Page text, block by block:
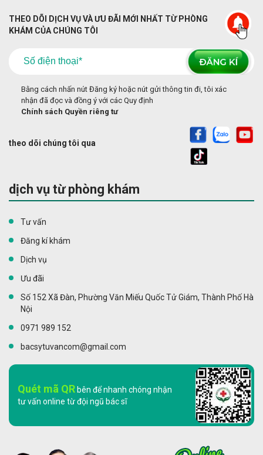
THEO DÕI DỊCH VỤ VÀ ƯU ĐÃI MỚI NHẤT TỪ PHÒNG
KHÁM CỦA CHÚNG TÔI
Bằng cách nhấn nút Đăng ký hoặc nút gửi thông tin đi, tôi xác
nhận đã đọc và đồng ý với các Quy định
Chính sách Quyền riêng tư
theo dõi chúng tôi qua
dịch vụ từ phòng khám
Tư vấn
Đăng kí khám
Dịch vụ
Ưu đãi
Số 152 Xã Đàn, Phường Văn Miếu Quốc Tử Giám, Thành Phố Hà
Nội
0971 989 152
bacsytuvancom@gmail.com
Quét mã QR bên để nhanh chóng nhận
tư vấn online từ đội ngũ bác sĩ